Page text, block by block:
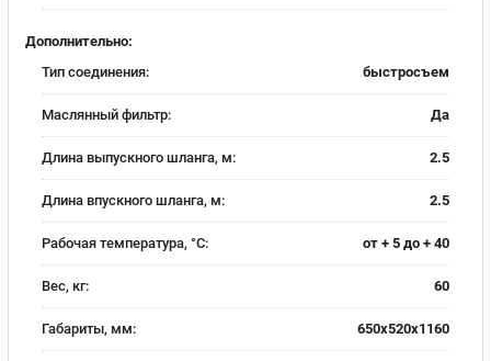
Дополнительно:
Тип соединения:
быстросъем
Маслянный фильтр: Да
Длина выпускного шланга, м: 2.5
Длина впускного шланга, м: 2.5
Рабочая температура, °С: от + 5 до + 40
Вес, кг: 60
Габариты, мм: 650х520х1160